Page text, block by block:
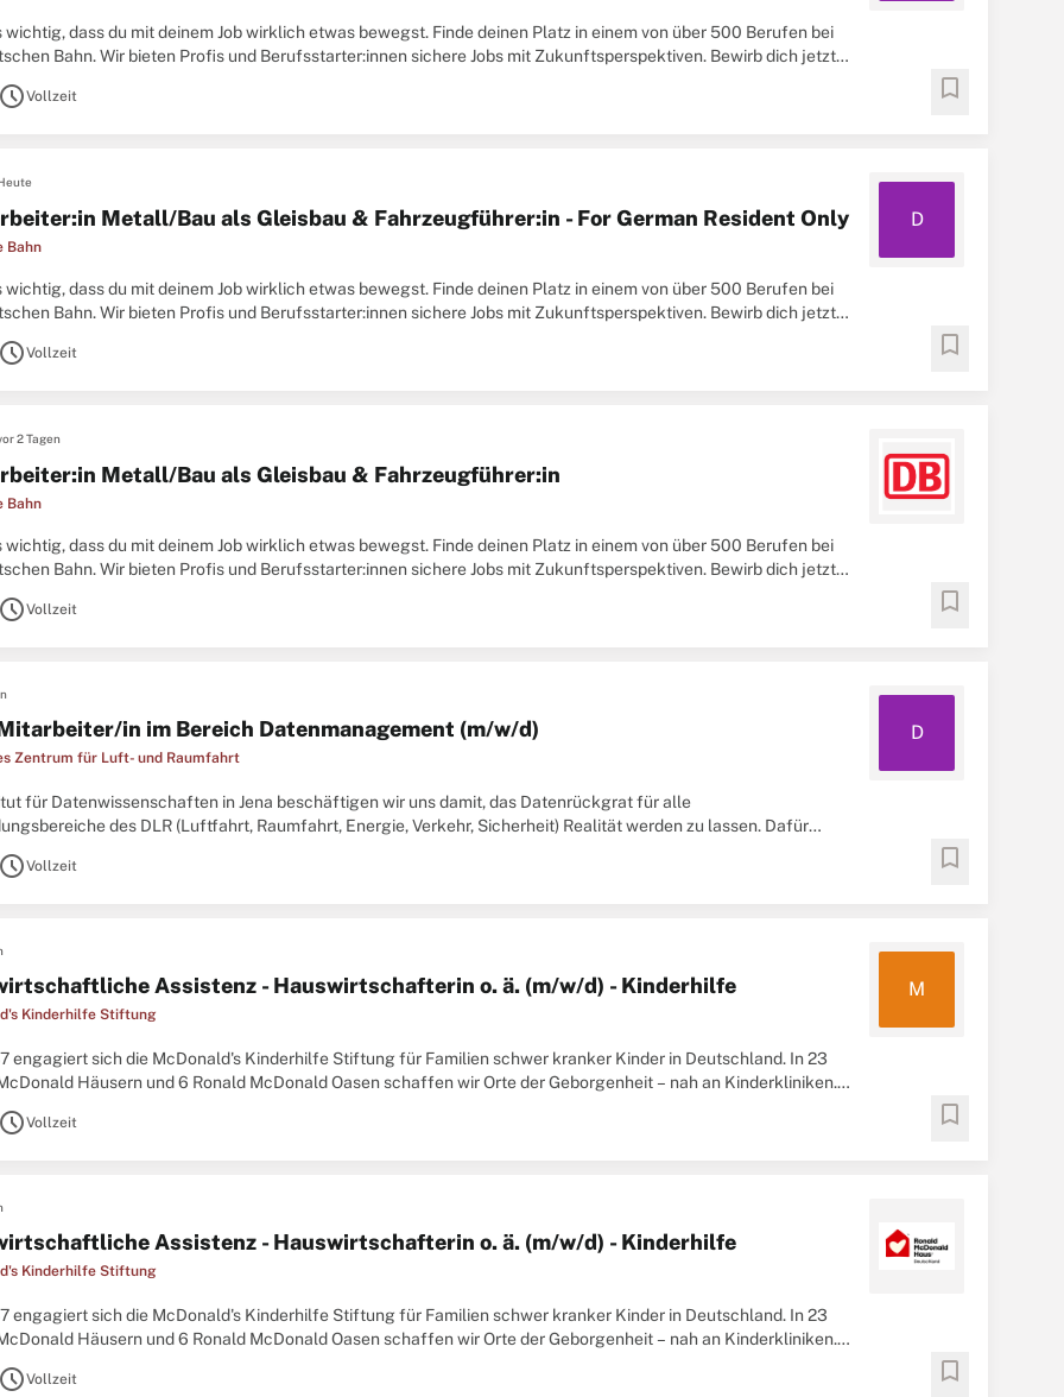
wichtig, dass du mit deinem Job wirklich etwas bewegst. Finde deinen Platz in einem von über 500 Berufen bei
Bahn. Wir bieten Profis und Berufsstarter:innen sichere Jobs mit Zukunftsperspektiven. Bewirb dich jetzt
scheduleVollzeit bookmark
Metall/Bau als Gleisbau & Fahrzeugführer:in - For German Resident Only
Bahn
D
wichtig, dass du mit deinem Job wirklich etwas bewegst. Finde deinen Platz in einem von über 500 Berufen bei
Bahn. Wir bieten Profis und Berufsstarter:innen sichere Jobs mit Zukunftsperspektiven. Bewirb dich jetzt
scheduleVollzeit bookmark
2 Tagen
Metall/Bau als Gleisbau & Fahrzeugführer:in
Bahn
wichtig, dass du mit deinem Job wirklich etwas bewegst. Finde deinen Platz in einem von über 500 Berufen bei
Bahn. Wir bieten Profis und Berufsstarter:innen sichere Jobs mit Zukunftsperspektiven. Bewirb dich jetzt
scheduleVollzeit bookmark
in im Bereich Datenmanagement (m/w/d)
Zentrum für Luft- und Raumfahrt
D
für Datenwissenschaften in Jena beschäftigen wir uns damit, das Datenrückgrat für alle
des DLR (Luftfahrt, Raumfahrt, Energie, Verkehr, Sicherheit) Realität werden zu lassen. Dafür
scheduleVollzeit bookmark
Assistenz - Hauswirtschafterin o. ä. (m/w/d) - Kinderhilfe
Kinderhilfe Stiftung
M
engagiert sich die McDonald's Kinderhilfe Stiftung für Familien schwer kranker Kinder in Deutschland. In 23
Häusern und 6 Ronald McDonald Oasen schaffen wir Orte der Geborgenheit – nah an Kinderkliniken.
scheduleVollzeit bookmark
Assistenz - Hauswirtschafterin o. ä. (m/w/d) - Kinderhilfe
Kinderhilfe Stiftung
engagiert sich die McDonald's Kinderhilfe Stiftung für Familien schwer kranker Kinder in Deutschland. In 23
Häusern und 6 Ronald McDonald Oasen schaffen wir Orte der Geborgenheit – nah an Kinderkliniken.
scheduleVollzeit bookmark